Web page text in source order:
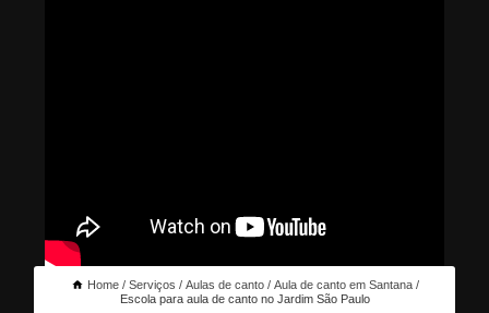
Home Serviços Aulas de canto
Aula de canto em Santana
Escola para aula de canto no Jardim São Paulo